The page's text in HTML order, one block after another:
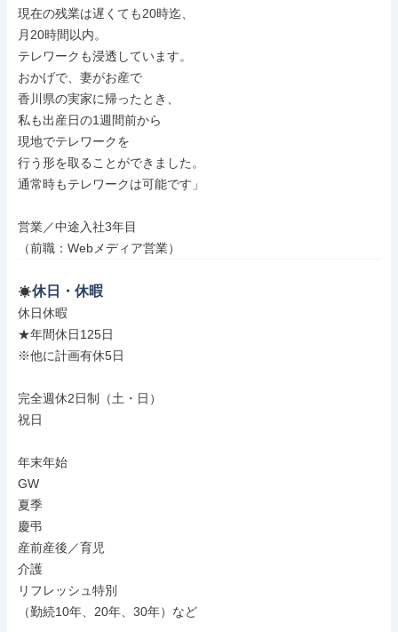
現在の残業は遅くても20時迄、
月20時間以内。
テレワークも浸透しています。
おかげで、妻がお産で
香川県の実家に帰ったとき、
私も出産日の1週間前から
現地でテレワークを
行う形を取ることができました。
通常時もテレワークは可能です」
営業／中途入社3年目
（前職：Webメディア営業）
休日・休暇
休日休暇
★年間休日125日
※他に計画有休5日
完全週休2日制（土・日）
祝日
年末年始
GW
夏季
慶弔
産前産後／育児
介護
リフレッシュ特別
（勤続10年、20年、30年）など